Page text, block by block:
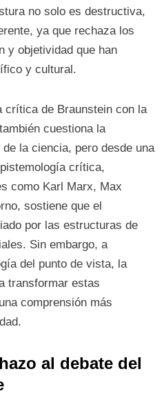
no solo es destructiva,
ya que rechaza los
y objetividad que han
y cultural.
crítica de Braunstein con la
cuestiona la
la ciencia, pero desde una
crítica,
como Karl Marx, Max
sostiene que el
por las estructuras de
Sin embargo, a
del punto de vista, la
transformar estas
comprensión más
al debate del